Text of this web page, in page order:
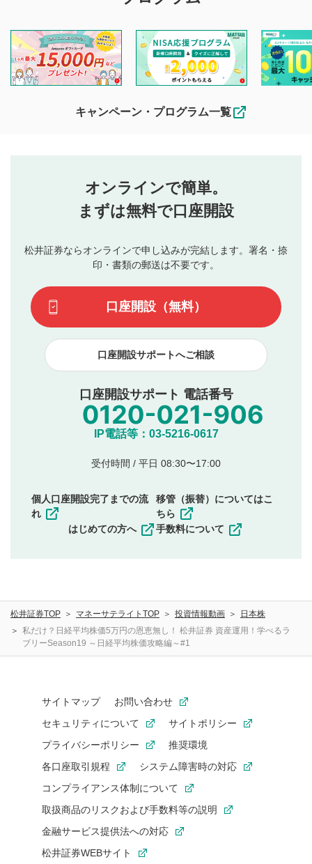
投稿するボタン
星で評価をすると投稿できます。（お名前とコメント
3
動画の評価
です）
を目的として、各動画コンテンツに、評価およびコメントの
投稿ができます。利用者は以下の注意事項をご理解のうえ、
閲覧および投稿を行うものとしてください。
他の利用者が動画を視聴される際の参考になるコメントをお
待ちしております。
なお、投稿をもって、本注意事項に同意されたものとみなし
行ってください。
当社は、利用者同士、もしくは利用者と第三者間のトラ
ブルによって生じた損害に対して一切の責任を負いませ
評価およびコメントは当社にて審査のうえ、掲載となり
ます。掲載されるまでに日数がかかる場合や掲載されない
てはお答えできません。各動画コンテンツへの掲載をもっ
て結果のご連絡といたします。ご了承ください。
下記の項目に該当すると判断された投稿内容は、掲載を
見合わせる場合がございます。
本動画コンテンツとは無関係の内容の投稿
他者への誹謗中傷や差別的表現投稿
公序良俗に反する内容の投稿
氏名、住所、電話番号など個人を特定できる情報の
他のサイトへの誘導や営利目的、広告・宣伝を目
他者の権利（商標、著作権、その他の知的財産
その他当社が不適切と判断した投稿
一度投稿した評価およびコメントの変更・削除はできま
に関する著作者人格権を行使しないことに同意します。利
用者が投稿したコメントは、当社サービスの広告・宣伝、
利用促進の目的で、印刷物・WEBサイト・SNS等に掲載す
ることがあります。
キャンペーン・プログラム一覧
オンラインで簡単。
まずは無料で口座開設
松井証券ならオンラインで申し込みが完結します。署名・捺
印・書類の郵送は不要です。
口座開設（無料）
口座開設サポートへご相談
口座開設サポート 電話番号
IP電話等：03-5216-0617
受付時間 / 平日 08:30〜17:00
個人口座開設完了までの流
れ
はじめての方へ
移管（振替）についてはこ
ちら
手数料について
松井証券TOP マネーサテライトTOP 投資情報動画
日本株
私だけ？日経平均株価5万円の恩恵無し！ 松井証券 資産運用！学べるラ
ブリーSeason19 ～日経平均株価攻略編～#1
サイトマップ
お問い合わせ
セキュリティについて
サイトポリシー
プライバシーポリシー
推奨環境
各口座取引規程
システム障害時の対応
コンプライアンス体制について
取扱商品のリスクおよび手数料等の説明
金融サービス提供法への対応
松井証券WEBサイト